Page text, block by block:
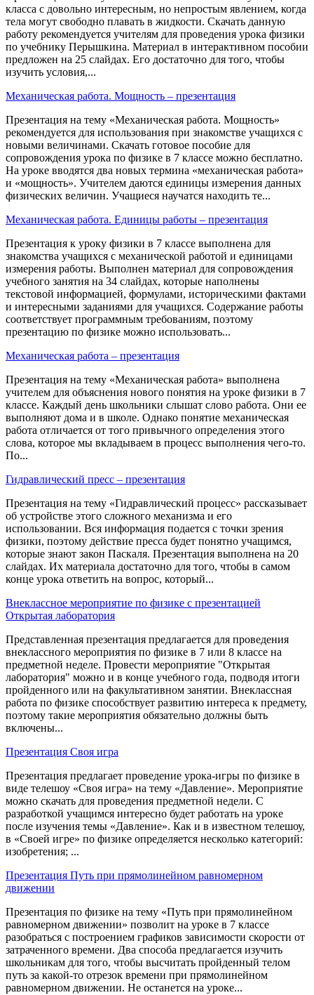
класса с довольно интересным, но непростым явлением, когда
тела могут свободно плавать в жидкости. Скачать данную
работу рекомендуется учителям для проведения урока физики
по учебнику Перышкина. Материал в интерактивном пособии
предложен на 25 слайдах. Его достаточно для того, чтобы
изучить условия,...
Механическая работа. Мощность – презентация
Презентация на тему «Механическая работа. Мощность»
рекомендуется для использования при знакомстве учащихся с
новыми величинами. Скачать готовое пособие для
сопровождения урока по физике в 7 классе можно бесплатно.
На уроке вводятся два новых термина «механическая работа»
и «мощность». Учителем даются единицы измерения данных
физических величин. Учащиеся научатся находить те...
Механическая работа. Единицы работы – презентация
Презентация к уроку физики в 7 классе выполнена для
знакомства учащихся с механической работой и единицами
измерения работы. Выполнен материал для сопровождения
учебного занятия на 34 слайдах, которые наполнены
текстовой информацией, формулами, историческими фактами
и интересными заданиями для учащихся. Содержание работы
соответствует программным требованиям, поэтому
презентацию по физике можно использовать...
Механическая работа – презентация
Презентация на тему «Механическая работа» выполнена
учителем для объяснения нового понятия на уроке физики в 7
классе. Каждый день школьники слышат слово работа. Они ее
выполняют дома и в школе. Однако понятие механическая
работа отличается от того привычного определения этого
слова, которое мы вкладываем в процесс выполнения чего-то.
По...
Гидравлический пресс – презентация
Презентация на тему «Гидравлический процесс» рассказывает
об устройстве этого сложного механизма и его
использовании. Вся информация подается с точки зрения
физики, поэтому действие пресса будет понятно учащимся,
которые знают закон Паскаля. Презентация выполнена на 20
слайдах. Их материала достаточно для того, чтобы в самом
конце урока ответить на вопрос, который...
Внеклассное мероприятие по физике с презентацией
Открытая лаборатория
Представленная презентация предлагается для проведения
внеклассного мероприятия по физике в 7 или 8 классе на
предметной неделе. Провести мероприятие "Открытая
лаборатория" можно и в конце учебного года, подводя итоги
пройденного или на факультативном занятии. Внеклассная
работа по физике способствует развитию интереса к предмету,
поэтому такие мероприятия обязательно должны быть
включены...
Презентация Своя игра
Презентация предлагает проведение урока-игры по физике в
виде телешоу «Своя игра» на тему «Давление». Мероприятие
можно скачать для проведения предметной недели. С
разработкой учащимся интересно будет работать на уроке
после изучения темы «Давление». Как и в известном телешоу,
в «Своей игре» по физике определяется несколько категорий:
изобретения; ...
Презентация Путь при прямолинейном равномерном
движении
Презентация по физике на тему «Путь при прямолинейном
равномерном движении» позволит на уроке в 7 классе
разобраться с построением графиков зависимости скорости от
затраченного времени. Два способа предлагается изучить
школьникам для того, чтобы высчитать пройденный телом
путь за какой-то отрезок времени при прямолинейном
равномерном движении. Не останется на уроке...